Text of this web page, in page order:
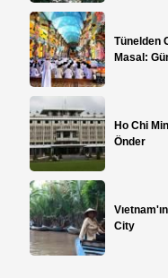
Tünelden
Masal:
Ho Chi
Önder
City